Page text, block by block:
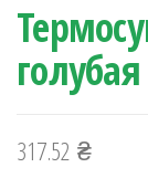
голубая
317.52 ₴